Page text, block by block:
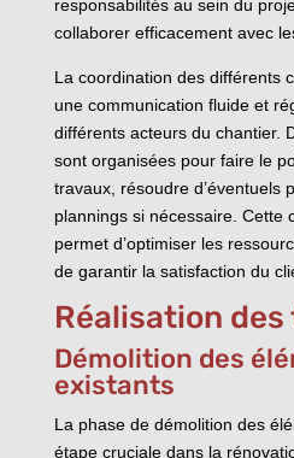
responsabilités au sein du
collaborer efficacement avec
La coordination des différents
une communication fluide et
différents acteurs du chantier.
sont organisées pour faire le
travaux, résoudre d’éventuels
plannings si nécessaire. Cette
permet d’optimiser les
de garantir la satisfaction du
Réalisation
Démolition des
existants
La phase de démolition des
étape cruciale dans la